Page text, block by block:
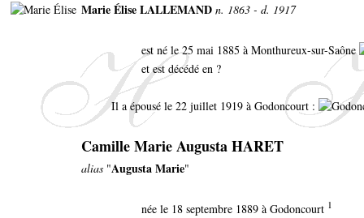
Marie Élise LALLEMAND n. 1863 - d. 1917
est né le 25 mai 1885 à Monthureux-sur-Saône
et est décédé en ?
Il a épousé le 22 juillet 1919 à Godoncourt :
Camille Marie Augusta HARET
alias "Augusta Marie"
née le 18 septembre 1889 à Godoncourt 1